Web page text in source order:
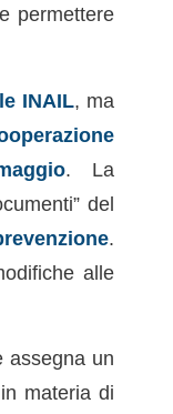
permettere
INAIL, ma
. La
del
.
alle
assegna un
materia di